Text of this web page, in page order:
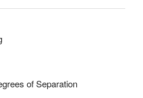
of Separation